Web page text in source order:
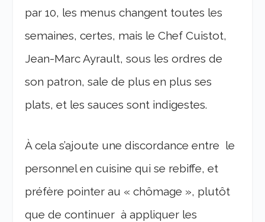
par 10, les menus changent toutes les
semaines, certes, mais le Chef Cuistot,
Jean-Marc Ayrault, sous les ordres de
son patron, sale de plus en plus ses
plats, et les sauces sont indigestes.
À cela s’ajoute une discordance entre le
personnel en cuisine qui se rebiffe, et
préfère pointer au « chômage », plutôt
que de continuer à appliquer les